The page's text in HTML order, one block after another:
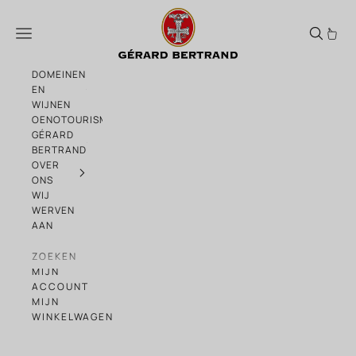
Château l'Hospitalet
Menu
DOMEINEN
EN
WIJNEN
OENOTOURISME
GÉRARD
BERTRAND
OVER
ONS
WIJ
WERVEN
AAN
ZOEKEN
MIJN
ACCOUNT
MIJN
WINKELWAGEN